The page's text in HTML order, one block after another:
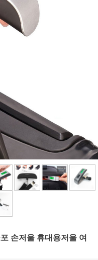
손저울 휴대용저울 여